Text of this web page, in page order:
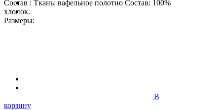
Состав : Ткань: вафельное полотно Состав: 100%
хлопок.
Размеры:
В
корзину